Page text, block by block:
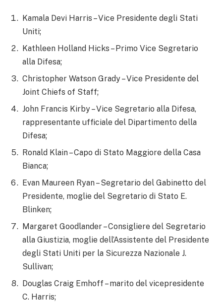
Kamala Devi Harris – Vice Presidente degli Stati
Uniti;
Kathleen Holland Hicks – Primo Vice Segretario
alla Difesa;
Christopher Watson Grady – Vice Presidente del
Joint Chiefs of Staff;
John Francis Kirby – Vice Segretario alla Difesa,
rappresentante ufficiale del Dipartimento della
Difesa;
Ronald Klain – Capo di Stato Maggiore della Casa
Bianca;
Evan Maureen Ryan – Segretario del Gabinetto del
Presidente, moglie del Segretario di Stato E.
Blinken;
Margaret Goodlander – Consigliere del Segretario
alla Giustizia, moglie dell’Assistente del Presidente
degli Stati Uniti per la Sicurezza Nazionale J.
Sullivan;
Douglas Craig Emhoff – marito del vicepresidente
C. Harris;